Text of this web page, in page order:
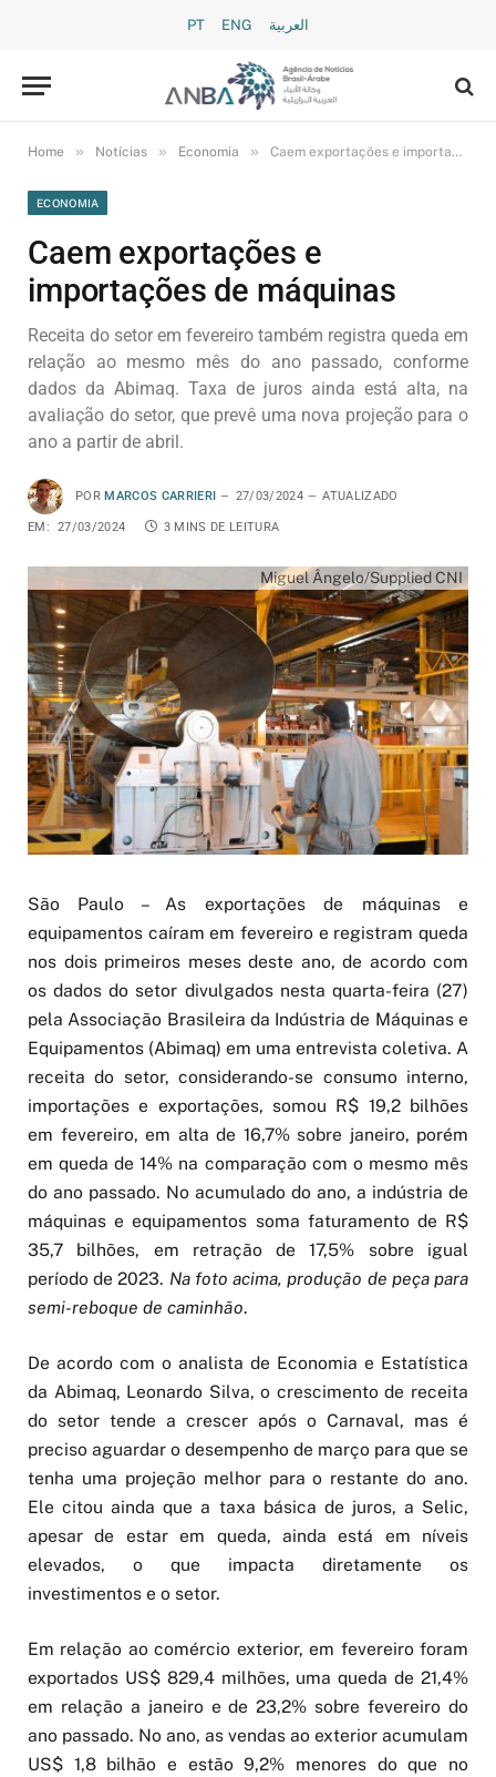
PT ENG العربية
Home » Notícias » Economia » Caem exportações e importações de máquinas
ECONOMIA
Caem exportações e
importações de máquinas
Receita do setor em fevereiro também registra queda em
relação ao mesmo mês do ano passado, conforme
dados da Abimaq. Taxa de juros ainda está alta, na
avaliação do setor, que prevê uma nova projeção para o
ano a partir de abril.
POR MARCOS CARRIERI 27/03/2024 ATUALIZADO
EM: 27/03/2024 3 MINS DE LEITURA
Miguel Ângelo/Supplied CNI
São Paulo – As exportações de máquinas e
equipamentos caíram em fevereiro e registram queda
nos dois primeiros meses deste ano, de acordo com
os dados do setor divulgados nesta quarta-feira (27)
pela Associação Brasileira da Indústria de Máquinas e
Equipamentos (Abimaq) em uma entrevista coletiva. A
receita do setor, considerando-se consumo interno,
importações e exportações, somou R$ 19,2 bilhões
em fevereiro, em alta de 16,7% sobre janeiro, porém
em queda de 14% na comparação com o mesmo mês
do ano passado. No acumulado do ano, a indústria de
máquinas e equipamentos soma faturamento de R$
35,7 bilhões, em retração de 17,5% sobre igual
período de 2023. Na foto acima, produção de peça para
semi-reboque de caminhão.
De acordo com o analista de Economia e Estatística
da Abimaq, Leonardo Silva, o crescimento de receita
do setor tende a crescer após o Carnaval, mas é
preciso aguardar o desempenho de março para que se
tenha uma projeção melhor para o restante do ano.
Ele citou ainda que a taxa básica de juros, a Selic,
apesar de estar em queda, ainda está em níveis
elevados, o que impacta diretamente os
investimentos e o setor.
Em relação ao comércio exterior, em fevereiro foram
exportados US$ 829,4 milhões, uma queda de 21,4%
em relação a janeiro e de 23,2% sobre fevereiro do
ano passado. No ano, as vendas ao exterior acumulam
US$ 1,8 bilhão e estão 9,2% menores do que no